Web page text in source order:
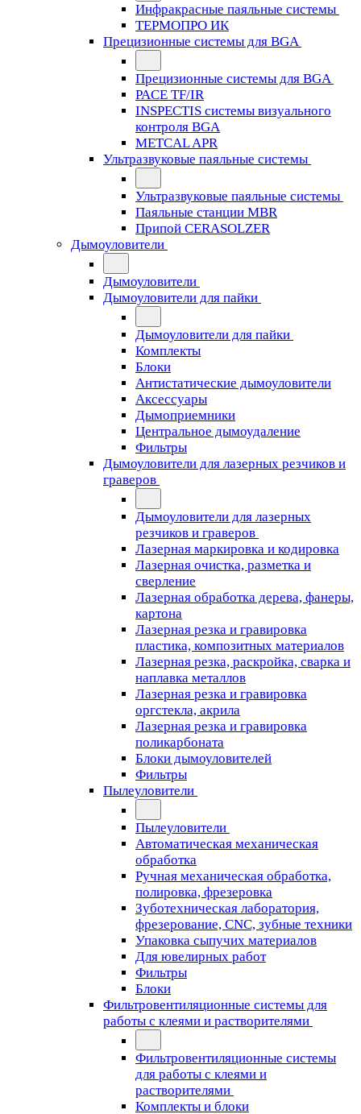
Инфракрасные паяльные системы
ТЕРМОПРО ИК
Прецизионные системы для BGA
Прецизионные системы для BGA
PACE TF/IR
INSPECTIS системы визуального
контроля BGA
METCAL APR
Ультразвуковые паяльные системы
Ультразвуковые паяльные системы
Паяльные станции MBR
Припой CERASOLZER
Дымоуловители
Дымоуловители
Дымоуловители для пайки
Дымоуловители для пайки
Комплекты
Блоки
Антистатические дымоуловители
Аксессуары
Дымоприемники
Центральное дымоудаление
Фильтры
Дымоуловители для лазерных резчиков и
граверов
Дымоуловители для лазерных
резчиков и граверов
Лазерная маркировка и кодировка
Лазерная очистка, разметка и
сверление
Лазерная обработка дерева, фанеры,
картона
Лазерная резка и гравировка
пластика, композитных материалов
Лазерная резка, раскройка, сварка и
наплавка металлов
Лазерная резка и гравировка
оргстекла, акрила
Лазерная резка и гравировка
поликарбоната
Блоки дымоуловителей
Фильтры
Пылеуловители
Пылеуловители
Автоматическая механическая
обработка
Ручная механическая обработка,
полировка, фрезеровка
Зуботехническая лаборатория,
фрезерование, CNC, зубные техники
Упаковка сыпучих материалов
Для ювелирных работ
Фильтры
Блоки
Фильтровентиляционные системы для
работы с клеями и растворителями
Фильтровентиляционные системы
для работы с клеями и
растворителями
Комплекты и блоки